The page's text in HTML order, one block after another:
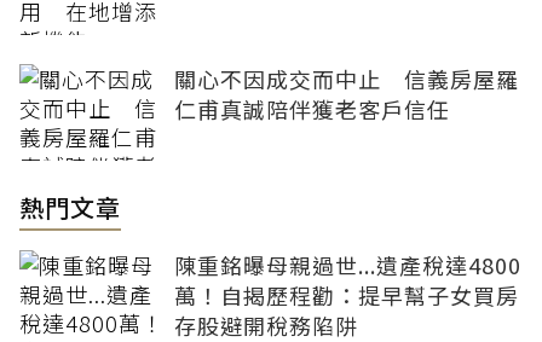
關心不因成交而中止 信義房屋羅
仁甫真誠陪伴獲老客戶信任
熱門文章
陳重銘曝母親過世...遺產稅達4800
萬！自揭歷程勸：提早幫子女買房
存股避開稅務陷阱